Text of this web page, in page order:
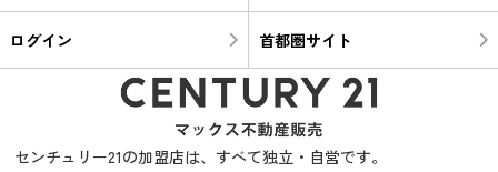
ログイン 首都圏サイト
センチュリー21の加盟店は、すべて独立・自営です。